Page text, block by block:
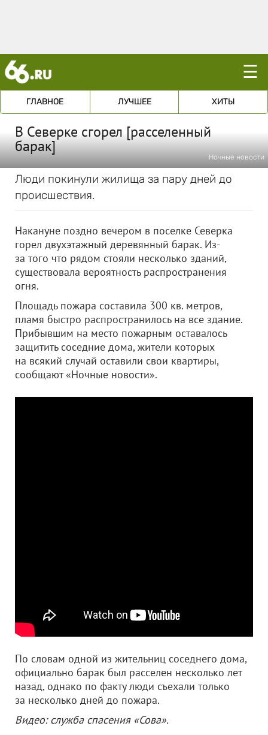
☰
ГЛАВНОЕ ЛУЧШЕЕ ХИТЫ
В Северке сгорел [расселенный
барак]
Ночные новости
Люди покинули жилища за пару дней до
происшествия.
Накануне поздно вечером в поселке Северка
горел двухэтажный деревянный барак. Из-
за того что рядом стояли несколько зданий,
существовала вероятность распространения
огня.
Площадь пожара составила 300 кв. метров,
пламя быстро распространилось на все здание.
Прибывшим на место пожарным оставалось
защитить соседние дома, жители которых
на всякий случай оставили свои квартиры,
сообщают «Ночные новости».
По словам одной из жительниц соседнего дома,
официально барак был расселен несколько лет
назад, однако по факту люди съехали только
за несколько дней до пожара.
Видео: служба спасения «Сова».